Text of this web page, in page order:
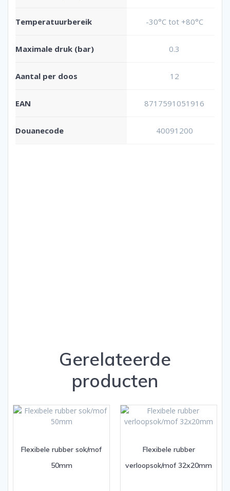
Temperatuurbereik -30°C tot +80°C
Maximale druk (bar) 0.3
Aantal per doos 12
EAN 8717591051916
Douanecode 40091200
Gerelateerde
producten
Flexibele rubber sok/mof
50mm
Flexibele rubber
verloopsok/mof 32x20mm